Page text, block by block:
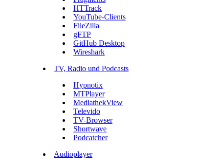
HTTrack
YouTube-Clients
FileZilla
gFTP
GitHub Desktop
Wireshark
TV, Radio und Podcasts
Hypnotix
MTPlayer
MediathekView
Televido
TV-Browser
Shortwave
Podcatcher
Audioplayer